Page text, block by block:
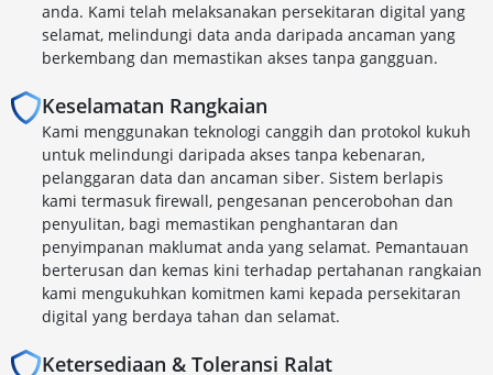
anda. Kami telah melaksanakan persekitaran digital yang
selamat, melindungi data anda daripada ancaman yang
berkembang dan memastikan akses tanpa gangguan.
Keselamatan Rangkaian
Kami menggunakan teknologi canggih dan protokol kukuh
untuk melindungi daripada akses tanpa kebenaran,
pelanggaran data dan ancaman siber. Sistem berlapis
kami termasuk firewall, pengesanan pencerobohan dan
penyulitan, bagi memastikan penghantaran dan
penyimpanan maklumat anda yang selamat. Pemantauan
berterusan dan kemas kini terhadap pertahanan rangkaian
kami mengukuhkan komitmen kami kepada persekitaran
digital yang berdaya tahan dan selamat.
Ketersediaan & Toleransi Ralat